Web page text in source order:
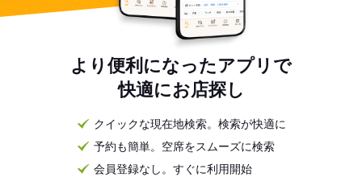
より便利になったアプリで
快適にお店探し
クイックな現在地検索。検索が快適に
予約も簡単。空席をスムーズに検索
会員登録なし。すぐに利用開始